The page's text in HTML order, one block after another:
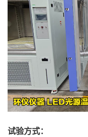
试验方式：